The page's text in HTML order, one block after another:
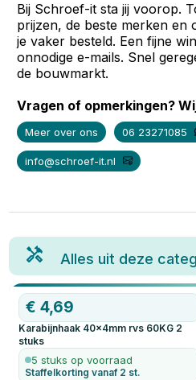
Bij Schroef-it sta jij voorop.
prijzen, de beste merken en
je vaker besteld. Een fijne
onnodige e-mails. Snel
de bouwmarkt.
Vragen of opmerkingen?
Meer over ons 06 23271085
info@schroef-it.nl
Alles uit deze
€4,69
Karabijnhaak 40x4mm rvs 60KG 2
stuks
5 stuks op voorraad
Staffelkorting vanaf 2 st.